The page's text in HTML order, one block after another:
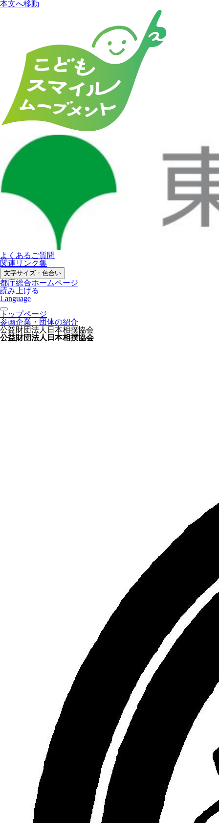
本文へ移動
よくあるご質問
関連リンク集
文字サイズ・色合い
都庁総合ホームページ
読み上げる
Language
トップページ
参画企業・団体の紹介
公益財団法人日本相撲協会
公益財団法人日本相撲協会